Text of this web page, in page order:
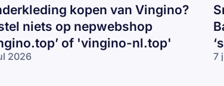
kopen van Vingino?
niets op nepwebshop
of 'vingino-nl.top'
2026
7